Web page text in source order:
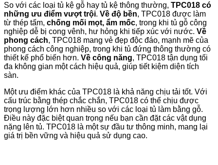
So với các loại tủ kệ gỗ hay tủ kệ thông thường, TPC018 có
những ưu điểm vượt trội. Về độ bền, TPC018 được làm
từ thép tấm, chống mối mọt, ẩm mốc, trong khi tủ gỗ công
nghiệp dễ bị cong vênh, hư hỏng khi tiếp xúc với nước. Về
phong cách, TPC018 mang vẻ đẹp độc đáo, mạnh mẽ của
phong cách công nghiệp, trong khi tủ đứng thông thường có
thiết kế phổ biến hơn. Về công năng, TPC018 tận dụng tối
đa không gian một cách hiệu quả, giúp tiết kiệm diện tích
sàn.
Một ưu điểm khác của TPC018 là khả năng chịu tải tốt. Với
cấu trúc bằng thép chắc chắn, TPC018 có thể chịu được
trọng lượng lớn hơn nhiều so với các loại tủ làm bằng gỗ.
Điều này đặc biệt quan trọng nếu bạn cần đặt các vật dụng
nặng lên tủ. TPC018 là một sự đầu tư thông minh, mang lại
giá trị bền vững và hiệu quả sử dụng cao.